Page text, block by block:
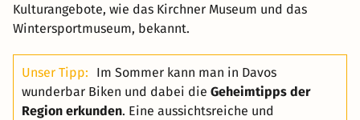
Kulturangebote, wie das Kirchner Museum und das
Wintersportmuseum, bekannt.
Unser Tipp:
Im Sommer kann man in Davos
wunderbar Biken und dabei die Geheimtipps der
Region erkunden. Eine aussichtsreiche und